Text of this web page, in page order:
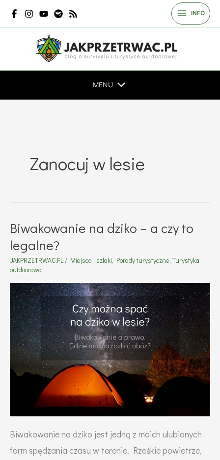
treści
INFO
MENU
Zanocuj w lesie
Biwakowanie na dziko – a czy to
legalne?
JAKPRZETRWAC.PL/ Miejsca i szlaki, Porady turystyczne, Turystyka
outdoorowa
Biwakowanie na dziko jest jedną z moich ulubionych
form spędzania czasu w terenie. Rześkie powietrze,